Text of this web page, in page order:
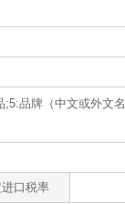
品牌（中文或外文名
口税率